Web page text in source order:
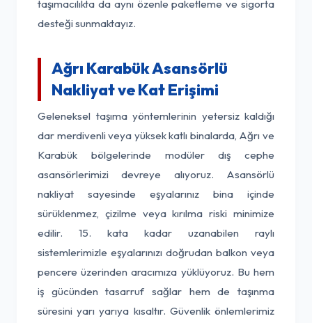
taşımacılıkta da aynı özenle paketleme ve sigorta
desteği sunmaktayız.
Ağrı Karabük Asansörlü
Nakliyat ve Kat Erişimi
Geleneksel taşıma yöntemlerinin yetersiz kaldığı
dar merdivenli veya yüksek katlı binalarda, Ağrı ve
Karabük bölgelerinde modüler dış cephe
asansörlerimizi devreye alıyoruz. Asansörlü
nakliyat sayesinde eşyalarınız bina içinde
sürüklenmez, çizilme veya kırılma riski minimize
edilir. 15. kata kadar uzanabilen raylı
sistemlerimizle eşyalarınızı doğrudan balkon veya
pencere üzerinden aracımıza yüklüyoruz. Bu hem
iş gücünden tasarruf sağlar hem de taşınma
süresini yarı yarıya kısaltır. Güvenlik önlemlerimiz